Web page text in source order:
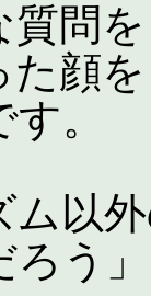
質問
た顔
。
ム以
う」